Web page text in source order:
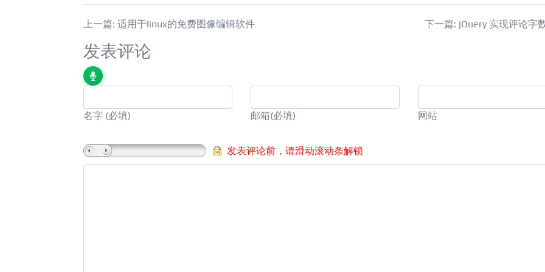
上一篇: 适用于linux的免费图像编辑软件 下一篇: jQuery 实现评论字
发表评论
名字 (必填) 邮箱(必填) 网站
发表评论前，请滑动滚动条解锁